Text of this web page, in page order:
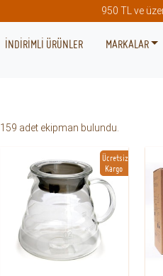
950 TL ve
İNDİRİMLİ ÜRÜNLER MARKALAR
159 adet ekipman bulundu.
Ücretsiz
Kargo